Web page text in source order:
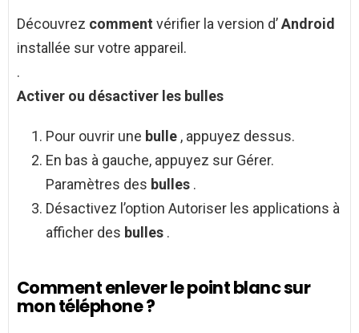
Découvrez comment vérifier la version d’Android
installée sur votre appareil.
.
Activer ou désactiver les bulles
Pour ouvrir une bulle , appuyez dessus.
En bas à gauche, appuyez sur Gérer.
Paramètres des bulles .
Désactivez l’option Autoriser les applications à
afficher des bulles .
Comment enlever le point blanc sur
mon téléphone ?